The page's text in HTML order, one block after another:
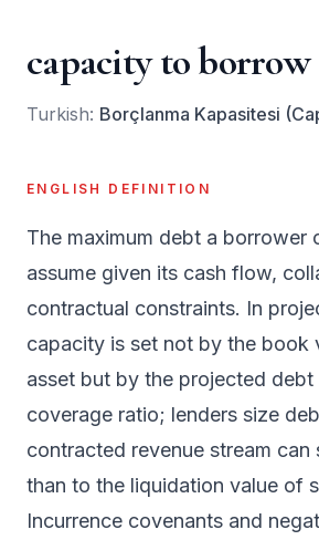
capacity to borrow
Turkish: Borçlanma Kapasitesi
ENGLISH DEFINITION
The maximum debt a borrower
assume given its cash flow,
contractual constraints. In
capacity is set not by the book
asset but by the projected debt
coverage ratio; lenders size
contracted revenue stream can
than to the liquidation value of
Incurrence covenants and